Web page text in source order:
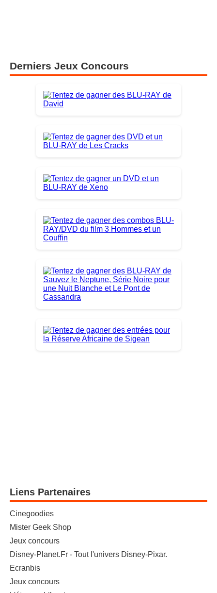
Derniers Jeux Concours
Liens Partenaires
Cinegoodies
Mister Geek Shop
Jeux concours
Disney-Planet.Fr - Tout l'univers Disney-Pixar.
Ecranbis
Jeux concours